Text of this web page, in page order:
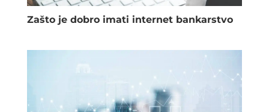
Zašto je dobro imati internet bankarstvo